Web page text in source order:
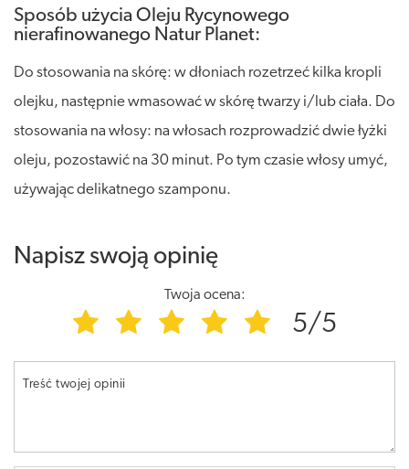
Sposób użycia Oleju Rycynowego
nierafinowanego Natur Planet:
Do stosowania na skórę: w dłoniach rozetrzeć kilka kropli
olejku, następnie wmasować w skórę twarzy i/lub ciała. Do
stosowania na włosy: na włosach rozprowadzić dwie łyżki
oleju, pozostawić na 30 minut. Po tym czasie włosy umyć,
używając delikatnego szamponu.
Napisz swoją opinię
Twoja ocena:
5/5
Treść twojej opinii